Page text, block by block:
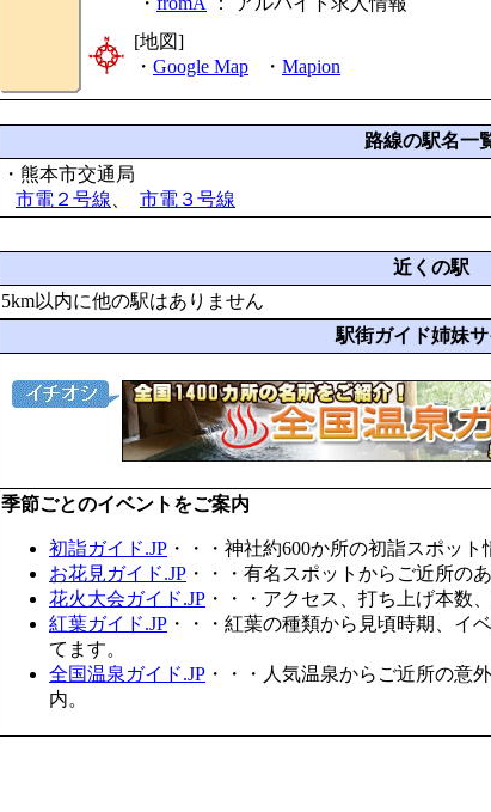
[地図]
・ Google Map ・ Mapion
路線の駅名一
・熊本市交通局
市電２号線
市電３号線
近くの駅
5km以内に他の駅はありません
駅街ガイド姉妹サ
季節ごとのイベントをご案内
初詣ガイド.JP ・・・神社約600か所の初詣スポット
お花見ガイド.JP ・・・有名スポットからご近所の
花火大会ガイド.JP ・・・アクセス、打ち上げ本数
紅葉ガイド.JP ・・・紅葉の種類から見頃時期、イ
てます。
全国温泉ガイド.JP ・・・人気温泉からご近所の意
内。